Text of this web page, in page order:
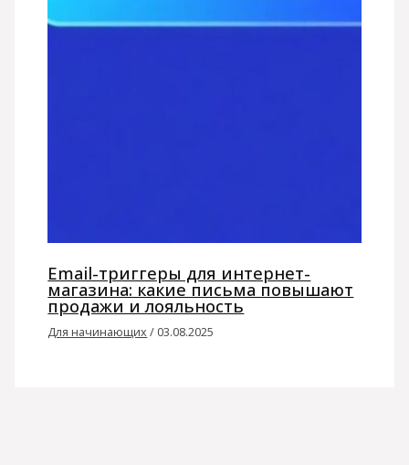
Email-триггеры для интернет-
магазина: какие письма повышают
продажи и лояльность
Для начинающих/ 03.08.2025